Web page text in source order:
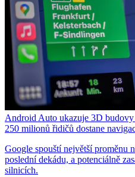
Android Auto ukazuje 3D budovy
250 milionů řidičů dostane
Google spouští největší proměnu
poslední dekádu, a potenciálně
silnicích.